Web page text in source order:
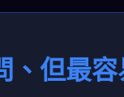
、但最